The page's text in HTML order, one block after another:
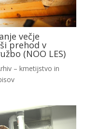
večje
prehod v
(NOO LES)
– kmetijstvo in